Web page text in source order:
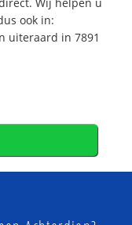
ook in:
uiteraard in 7891